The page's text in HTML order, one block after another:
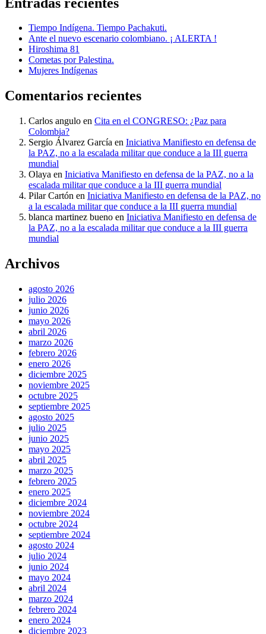
Tiempo Indígena. Tiempo Pachakuti.
Ante el nuevo escenario colombiano. ¡ ALERTA !
Hiroshima 81
Cometas por Palestina.
Mujeres Indígenas
Comentarios recientes
Carlos angulo en Cita en el CONGRESO: ¿Paz para
Colombia?
Sergio Álvarez García en Iniciativa Manifiesto en defensa de
la PAZ, no a la escalada militar que conduce a la III guerra
mundial
Olaya en Iniciativa Manifiesto en defensa de la PAZ, no a la
escalada militar que conduce a la III guerra mundial
Pilar Cartón en Iniciativa Manifiesto en defensa de la PAZ, no
a la escalada militar que conduce a la III guerra mundial
blanca martinez bueno en Iniciativa Manifiesto en defensa de
la PAZ, no a la escalada militar que conduce a la III guerra
mundial
Archivos
agosto 2026
julio 2026
junio 2026
mayo 2026
abril 2026
marzo 2026
febrero 2026
enero 2026
diciembre 2025
noviembre 2025
octubre 2025
septiembre 2025
agosto 2025
julio 2025
junio 2025
mayo 2025
abril 2025
marzo 2025
febrero 2025
enero 2025
diciembre 2024
noviembre 2024
octubre 2024
septiembre 2024
agosto 2024
julio 2024
junio 2024
mayo 2024
abril 2024
marzo 2024
febrero 2024
enero 2024
diciembre 2023